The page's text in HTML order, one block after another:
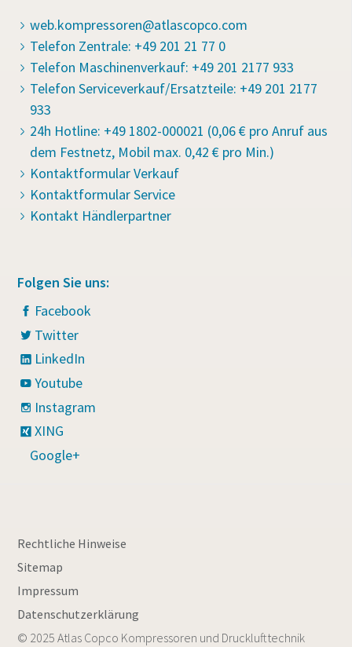
web.kompressoren@atlascopco.com
Telefon Zentrale: +49 201 21 77 0
Telefon Maschinenverkauf: +49 201 2177 933
Telefon Serviceverkauf/Ersatzteile: +49 201 2177
933
24h Hotline: +49 1802-000021 (0,06 € pro Anruf aus
dem Festnetz, Mobil max. 0,42 € pro Min.)
Kontaktformular Verkauf
Kontaktformular Service
Kontakt Händlerpartner
Folgen Sie uns:
Facebook
Twitter
LinkedIn
Youtube
Instagram
XING
Google+
Rechtliche Hinweise
Sitemap
Impressum
Datenschutzerklärung
© 2025 Atlas Copco Kompressoren und Drucklufttechnik